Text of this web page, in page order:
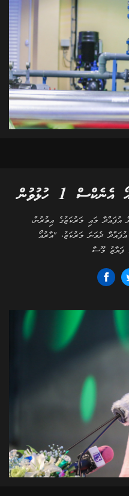
1 ހުޅުވުން
ފެން އުފައްދާ މައި މަރުކަޒުގެ އިތުރުން،
ދެވަނަ މަރުކަޒު، "އާރުއޯ
ފަޔާޒު މޫސާ